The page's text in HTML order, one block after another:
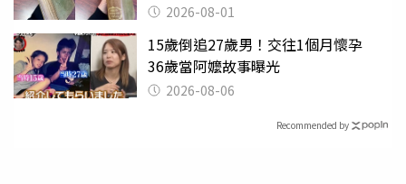
2026-08-01
15歲倒追27歲男！交往1個月懷孕
36歲當阿嬤故事曝光
2026-08-06
Recommended by